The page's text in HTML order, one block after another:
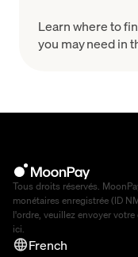
Learn where to
you may need in
Tous droits réservés.
monétaires enregistrée (ID
l'ordre, veuillez envoyer
ici
French